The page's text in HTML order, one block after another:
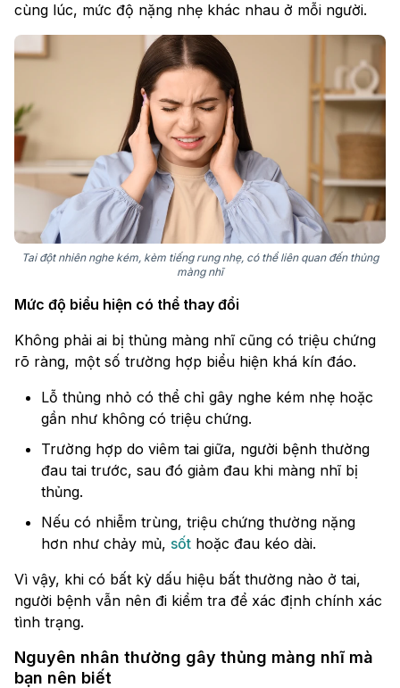
cùng lúc, mức độ nặng nhẹ khác nhau ở mỗi người.
Tai đột nhiên nghe kém, kèm tiếng rung nhẹ, có thể liên quan đến thủng
màng nhĩ
Mức độ biểu hiện có thể thay đổi
Không phải ai bị thủng màng nhĩ cũng có triệu chứng
rõ ràng, một số trường hợp biểu hiện khá kín đáo.
Lỗ thủng nhỏ có thể chỉ gây nghe kém nhẹ hoặc
gần như không có triệu chứng.
Trường hợp do viêm tai giữa, người bệnh thường
đau tai trước, sau đó giảm đau khi màng nhĩ bị
thủng.
Nếu có nhiễm trùng, triệu chứng thường nặng
hơn như chảy mủ, sốt hoặc đau kéo dài.
Vì vậy, khi có bất kỳ dấu hiệu bất thường nào ở tai,
người bệnh vẫn nên đi kiểm tra để xác định chính xác
tình trạng.
Nguyên nhân thường gây thủng màng nhĩ mà
bạn nên biết